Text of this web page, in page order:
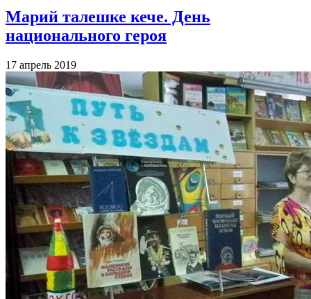
Марий талешке кече. День
национального героя
17 апрель 2019